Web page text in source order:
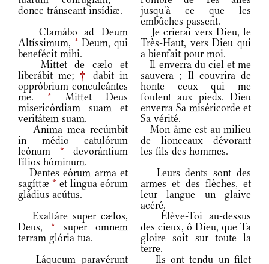
donec tránseant insídiæ.
jusqu'à ce que les
embûches passent.
Clamábo ad Deum
Altíssimum, * Deum, qui
benefécit mihi.
Je crierai vers Dieu, le
Très-Haut, vers Dieu qui
a bienfait pour moi.
Mittet de cælo et
liberábit me; †
dabit in
oppróbrium conculcántes
me. * Mittet Deus
misericórdiam suam et
veritátem suam.
Il enverra du ciel et me
sauvera ; Il couvrira de
honte ceux qui me
foulent aux pieds. Dieu
enverra Sa miséricorde et
Sa vérité.
Anima mea recúmbit
in médio catulórum
leónum * devorántium
fílios hóminum.
Mon âme est au milieu
de lionceaux dévorant
les fils des hommes.
Dentes eórum arma et
sagíttæ * et lingua eórum
gládius acútus.
Leurs dents sont des
armes et des flèches, et
leur langue un glaive
acéré.
Exaltáre super cælos,
Deus, * super omnem
terram glória tua.
Élève-Toi au-dessus
des cieux, ô Dieu, que Ta
gloire soit sur toute la
terre.
Láqueum paravérunt
Ils ont tendu un filet